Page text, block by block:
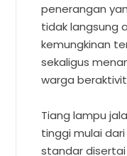
penerangan
tidak langsung
kemungkinan
sekaligus
warga
Tiang lampu
tinggi mulai
standar